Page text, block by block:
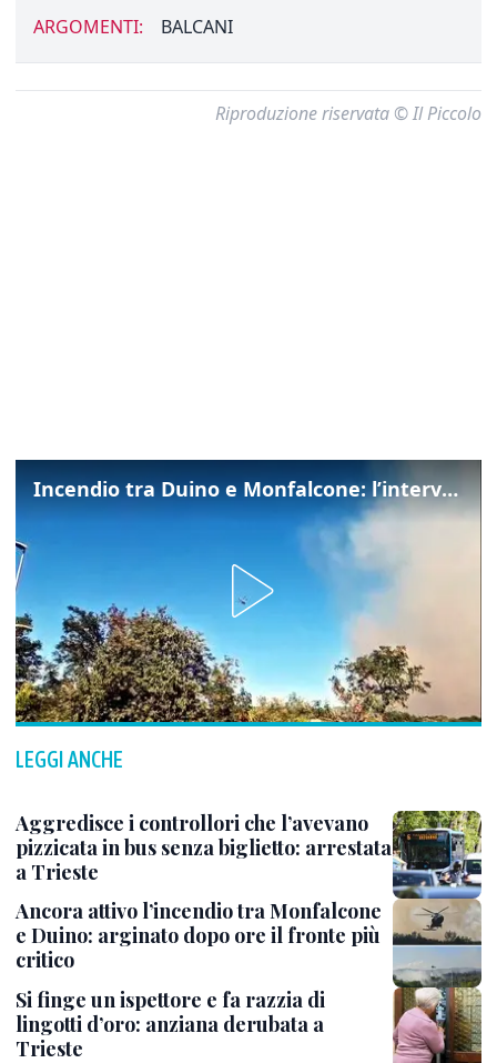
ARGOMENTI: BALCANI
Riproduzione riservata © Il Piccolo
Incendio tra Duino e Monfalcone: l’intervento dei vigili del fuoco
LEGGI ANCHE
Aggredisce i controllori che l’avevano
pizzicata in bus senza biglietto: arrestata
a Trieste
Ancora attivo l’incendio tra Monfalcone
e Duino: arginato dopo ore il fronte più
critico
Si finge un ispettore e fa razzia di
lingotti d’oro: anziana derubata a
Trieste